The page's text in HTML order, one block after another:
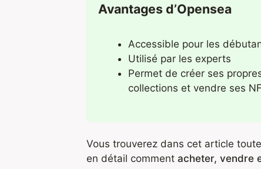
Avantages d’Opensea
Accessible pour les
Utilisé par les experts
Permet de créer ses
collections et vendre ses
Vous trouverez dans cet article
en détail comment acheter, vendre